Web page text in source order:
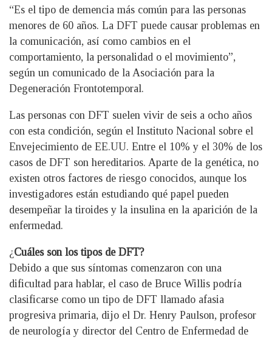
“Es el tipo de demencia más común para las personas
menores de 60 años. La DFT puede causar problemas en
la comunicación, así como cambios en el
comportamiento, la personalidad o el movimiento”,
según un comunicado de la Asociación para la
Degeneración Frontotemporal.
Las personas con DFT suelen vivir de seis a ocho años
con esta condición, según el Instituto Nacional sobre el
Envejecimiento de EE.UU. Entre el 10% y el 30% de los
casos de DFT son hereditarios. Aparte de la genética, no
existen otros factores de riesgo conocidos, aunque los
investigadores están estudiando qué papel pueden
desempeñar la tiroides y la insulina en la aparición de la
enfermedad.
¿Cuáles son los tipos de DFT?
Debido a que sus síntomas comenzaron con una
dificultad para hablar, el caso de Bruce Willis podría
clasificarse como un tipo de DFT llamado afasia
progresiva primaria, dijo el Dr. Henry Paulson, profesor
de neurología y director del Centro de Enfermedad de